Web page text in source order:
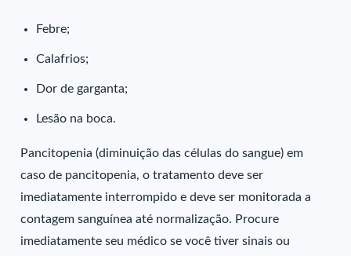
Febre;
Calafrios;
Dor de garganta;
Lesão na boca.
Pancitopenia (diminuição das células do sangue) em
caso de pancitopenia, o tratamento deve ser
imediatamente interrompido e deve ser monitorada a
contagem sanguínea até normalização. Procure
imediatamente seu médico se você tiver sinais ou